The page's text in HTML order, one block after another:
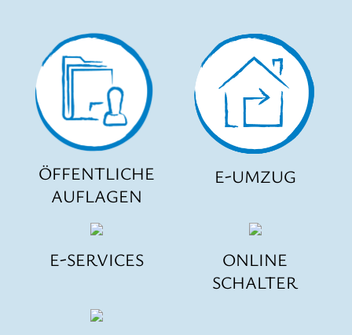
ÖFFENTLICHE
AUFLAGEN
E-UMZUG
E-SERVICES
ONLINE
SCHALTER